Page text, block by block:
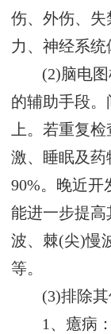
伤、外伤、
力、神经系统
(2)脑电
的辅助手段。
上。若重复
激、睡眠及药
90%。晚近开
能进一步提高
波、棘(尖)慢
等。
(3)排除其
1、癔病